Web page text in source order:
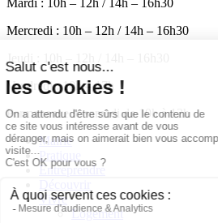
Mercredi : 10h – 12h / 14h – 16h30
Vendredi : 10h – 17h
Permanence le samedi de 10h à 12h
Mairie
Pratique
Entreprendre
Vivre
Logement